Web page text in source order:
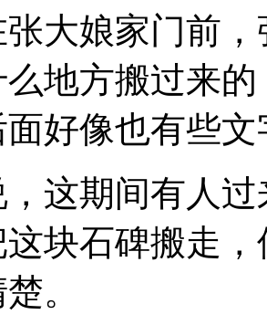
大娘家门前
地方搬过来
好像也有些文
这期间有人
块石碑搬走
。